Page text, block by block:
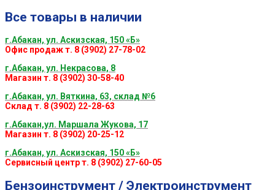
Все товары в наличии
г.Абакан, ул. Аскизская, 150 «Б»
Офис продаж т. 8 (3902) 27-78-02
г.Абакан, ул. Некрасова, 8
Магазин т. 8 (3902) 30-58-40
г.Абакан, ул. Вяткина, 63, склад №6
Склад т. 8 (3902) 22-28-63
г.Абакан,ул. Маршала Жукова, 17
Магазин т. 8 (3902) 20-25-12
г.Абакан, ул. Аскизская, 150 «Б»
Сервисный центр т. 8 (3902) 27-60-05
Бензоинструмент / Электроинструмент